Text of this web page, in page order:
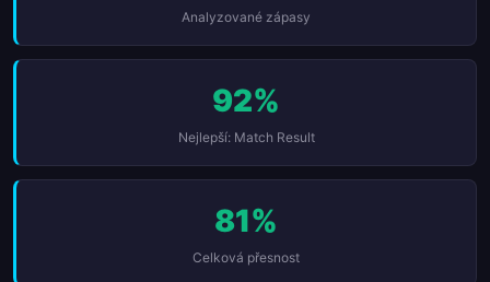
Analyzované zápasy
92%
Nejlepší: Match Result
81%
Celková přesnost